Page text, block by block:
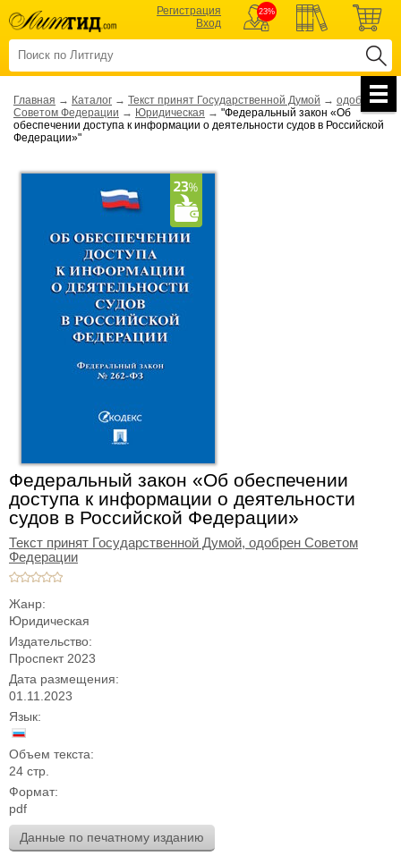
Регистрация
Вход
23%
Главная → Каталог → Текст принят Государственной Думой → одобрен
Советом Федерации → Юридическая → "Федеральный закон «Об
обеспечении доступа к информации о деятельности судов в Российской
Федерации»"
Федеральный закон «Об обеспечении
доступа к информации о деятельности
судов в Российской Федерации»
Текст принят Государственной Думой, одобрен Советом
Федерации
Жанр:
Юридическая
Издательство:
Проспект 2023
Дата размещения:
01.11.2023
Язык:
Объем текста:
24 стр.
Формат:
pdf
Данные по печатному изданию